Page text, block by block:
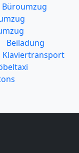
Büroumzug
Beiladung
Klaviertransport